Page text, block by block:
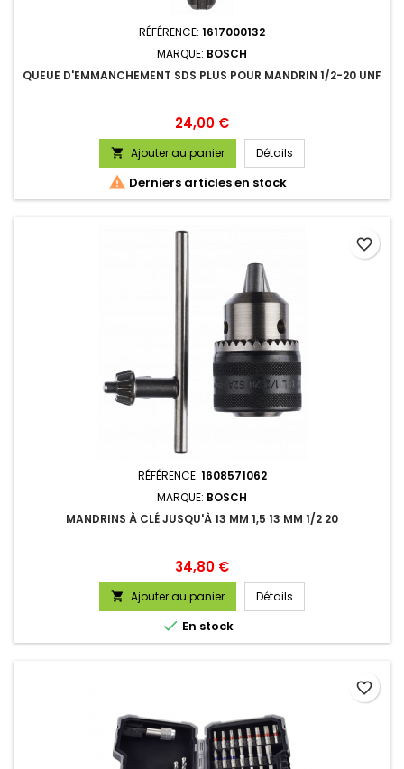
RÉFÉRENCE: 1617000132
MARQUE: BOSCH
QUEUE D'EMMANCHEMENT SDS PLUS POUR MANDRIN 1/2-20 UNF
Prix
24,00 €
 Ajouter au panier Détails
 Derniers articles en stock
RÉFÉRENCE: 1608571062
MARQUE: BOSCH
MANDRINS À CLÉ JUSQU'À 13 MM 1,5 13 MM 1/2 20
Prix
34,80 €
 Ajouter au panier Détails
 En stock
favorite_border
favorite_border